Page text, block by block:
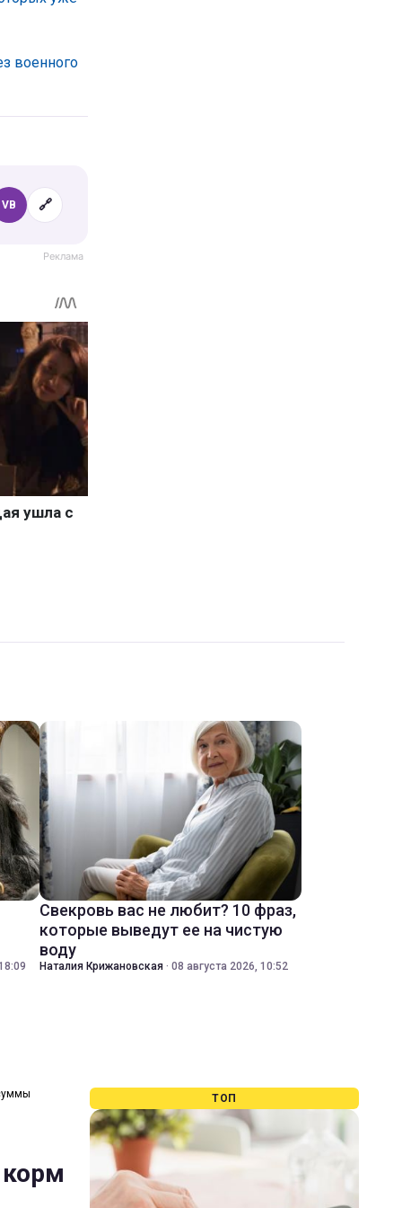
военного
VB 🔗
Свекровь вас не любит? 10 фраз,
которые выведут ее на чистую
воду
Наталия Крижановская · 08 августа 2026, 10:52
ТОП